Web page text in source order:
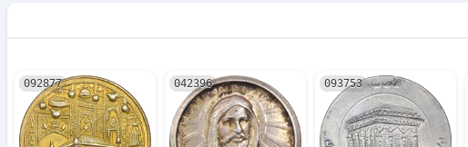
093753
042396
092877